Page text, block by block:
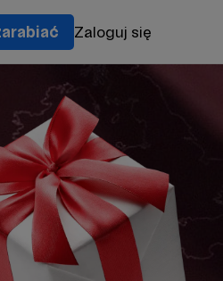
Zaloguj się